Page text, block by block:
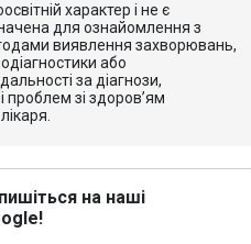
характер і не є
для ознайомлення з
виявлення захворювань,
або
за діагнози,
проблем зі здоров’ям
на наші